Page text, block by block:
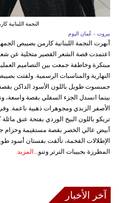
النجمة اللبنانية
بيروت - عُمان اليوم
أبهرت النجمة اللبنانية كارمن بصيبص
اعتمدت قصة الشعر القصير متخلية عن
مبتكرة وخاطفة جمعت بين التصاميم
النهارية والمناسبات الرسمية. ولفتت
جمبسوت طويل باللون الأسود الداكن
بينما انسدل الجزء السفلي بقصة واسعة،
الأصفر الزبدي ومجوهرات ذهبية ناعمة.
تريكو باللون البيج الوردي بفتحة عنق
أبيض عالي الخصر بقصة مستقيمة وحزام
الإطلالات الفخمة، تألقت بفستان أسود
المطرزة بحبيبات الترتر وتنو... المزيد
آخر الأخبار